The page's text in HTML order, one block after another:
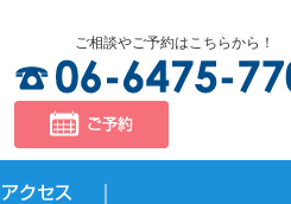
ご相談やご予約はこちらから！